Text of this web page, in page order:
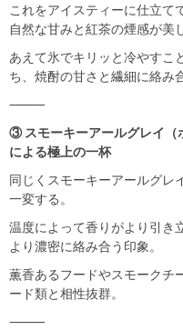
これをアイスティーに仕立て
自然な甘みと紅茶の煙感が美
あえて氷でキリッと冷やすこ
ち、焼酎の甘さと繊細に絡み
⸻
③ スモーキーアールグレイ（
による極上の一杯
同じくスモーキーアールグレ
一変する。
温度によって香りがより引き
より濃密に絡み合う印象。
薫香あるフードやスモークチ
ード類と相性抜群。
⸻